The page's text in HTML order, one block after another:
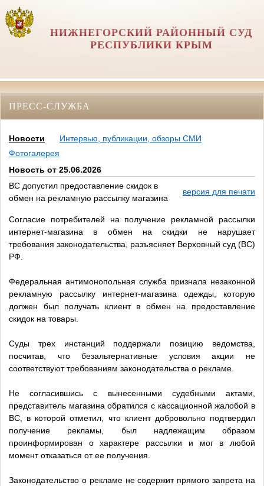
НИЖНЕГОРСКИЙ РАЙОННЫЙ СУД
РЕСПУБЛИКИ КРЫМ
ПРЕСС-СЛУЖБА
Новости
Интервью, публикации, обзоры СМИ
Фотогалерея
Новость от 25.06.2026
ВС допустил предоставление скидок в
обмен на рекламную рассылку магазина
версия для печати
Согласие потребителей на получение рекламной рассылки
интернет-магазина в обмен на скидки не нарушает
требования законодательства, разъясняет Верховный суд (ВС)
РФ.
Федеральная антимонопольная служба признала незаконной
рекламную рассылку интернет-магазина одежды, которую
должен был получать клиент в обмен на предоставление
скидок на товары.
Суды трех инстанций поддержали позицию ведомства,
посчитав, что безальтернативные условия акции не
соответствуют требованиям законодательства о рекламе.
Не согласившись с вынесенными судебными актами,
представитель магазина обратился с кассационной жалобой в
ВС, в которой отметил, что клиент добровольно подтвердил
получение рекламы, был надлежащим образом
проинформирован о характере рассылки и мог в любой
момент отказаться от ее получения.
Законодательство о рекламе не содержит прямого запрета на